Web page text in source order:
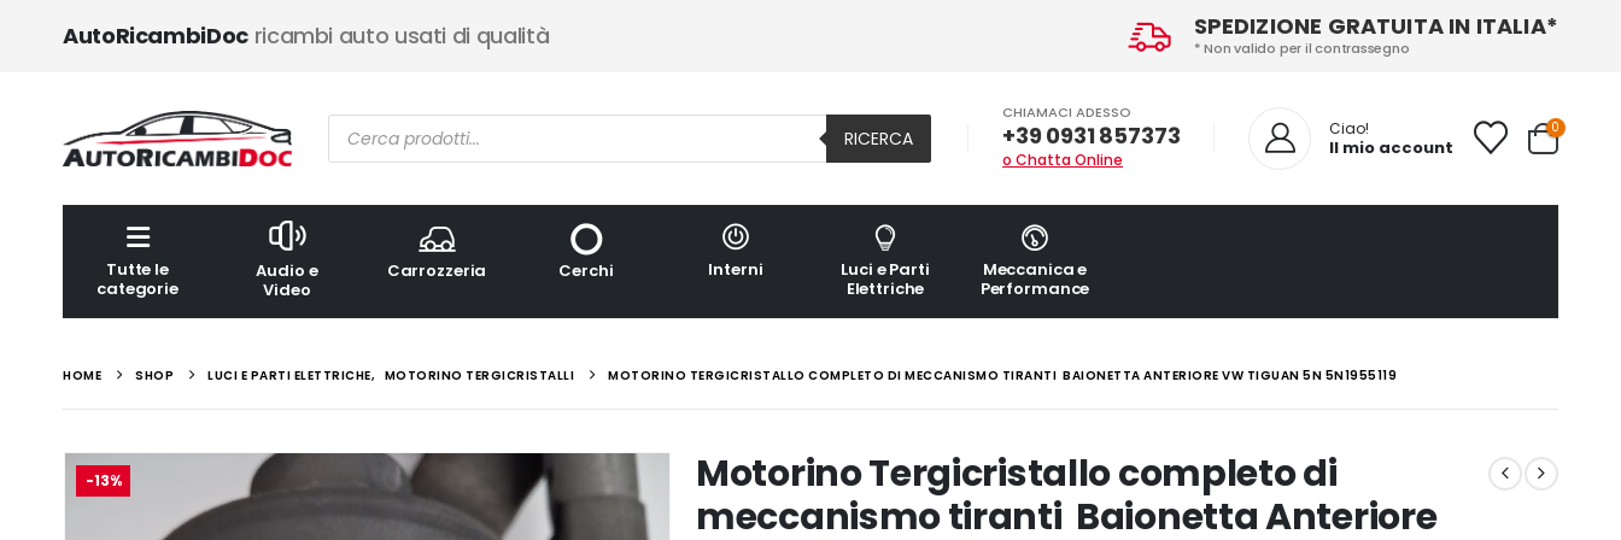
SPEDIZIONE GRATUITA IN ITALIA*
* Non valido per il contrassegno
AutoRicambiDocricambi auto usati di qualità
Ricerca
prodotti RICERCA
CHIAMACI ADESSO
+39 0931 857373
o Chatta Online
Ciao!
Il mio account
0
Tutte le
categorie
Audio e
Video
Carrozzeria Cerchi Interni
Luci e Parti
Elettriche
Meccanica e
Performance
HOME SHOP LUCI E PARTI ELETTRICHE, MOTORINO TERGICRISTALLI MOTORINO TERGICRISTALLO COMPLETO DI MECCANISMO TIRANTI BAIONETTA ANTERIORE VW TIGUAN 5N 5N1955119
-13%
Motorino Tergicristallo completo di
meccanismo tiranti Baionetta Anteriore